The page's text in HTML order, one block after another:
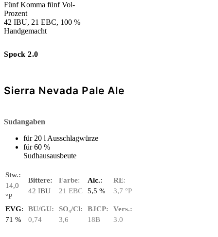
Fünf Komma fünf Vol-
Prozent
42 IBU, 21 EBC, 100 %
Handgemacht
Spock 2.0
Sierra Nevada Pale Ale
Sudangaben
für 20 l Ausschlagwürze
für 60 %
Sudhausausbeute
Stw.:
14,0
°P
Bittere:
42 IBU
Farbe:
21 EBC
Alc.:
5,5 %
RE:
3,7 °P
EVG:
71 %
BU/GU:
0,74
SO₄/Cl:
3,6
BJCP:
18B
Vers.:
3.0